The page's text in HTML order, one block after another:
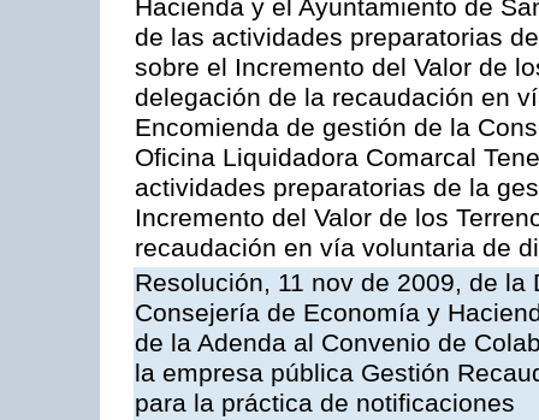
Hacienda y el Ayuntamiento de
de las actividades preparatorias
sobre el Incremento del Valor de
delegación de la recaudación en
Encomienda de gestión de la
Oficina Liquidadora Comarcal
actividades preparatorias de la
Incremento del Valor de los
recaudación en vía voluntaria de
Resolución, 11 nov de 2009, de
Consejería de Economía y
de la Adenda al Convenio de
la empresa pública Gestión
para la práctica de notificaciones